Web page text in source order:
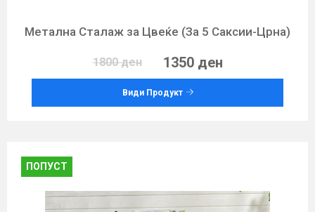
Метална Сталаж за Цвеќе (За 5 Саксии-Црна)
1800 ден 1350 ден
Види Продукт
ПОПУСТ